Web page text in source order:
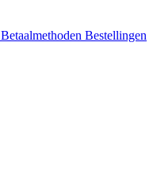
Betaalmethoden Bestellingen